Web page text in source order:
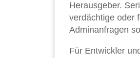
Herausgeber.
verdächtige oder
Adminanfragen
Für Entwickler